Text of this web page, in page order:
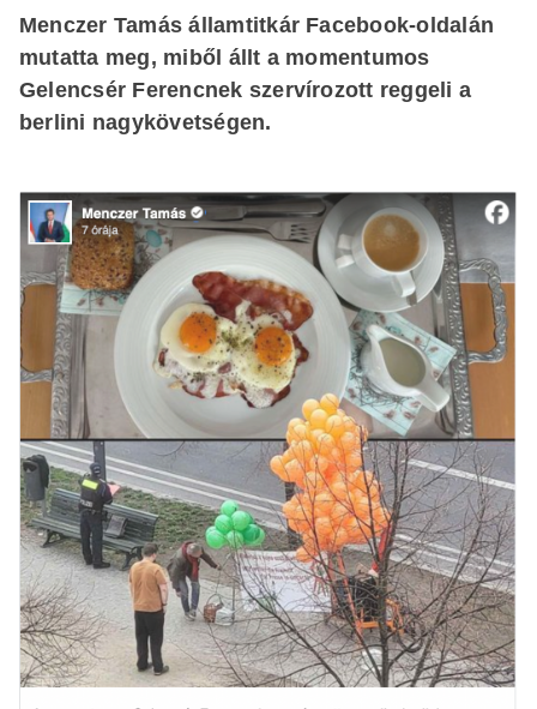
Menczer Tamás államtitkár Facebook-oldalán
mutatta meg, miből állt a momentumos
Gelencsér Ferencnek szervírozott reggeli a
berlini nagykövetségen.